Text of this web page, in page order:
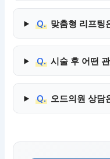
Q. 맞춤형 리프팅
Q. 시술 후 어떤
Q. 오드의원 상담